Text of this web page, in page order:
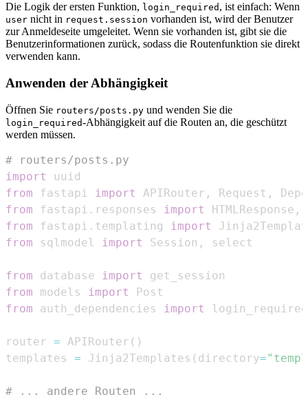
Die Logik der ersten Funktion, login_required , ist einfach: Wenn
user nicht in request.session vorhanden ist, wird der Benutzer
zur Anmeldeseite umgeleitet. Wenn sie vorhanden ist, gibt sie die
Benutzerinformationen zurück, sodass die Routenfunktion sie direkt
verwenden kann.
Anwenden der Abhängigkeit
Öffnen Sie routers/posts.py und wenden Sie die
login_required-Abhängigkeit auf die Routen an, die geschützt
werden müssen.
# routers/posts.py
import
from fastapi import APIRouter , Request ,
from fastapi . responses import HTMLResponse ,
from fastapi . templating
import
from sqlmodel import Session ,
from database import
from models import
from auth_dependencies import
router = APIRouter ( )
templates = Jinja2Templates ( directory=
# ... andere Routen ...